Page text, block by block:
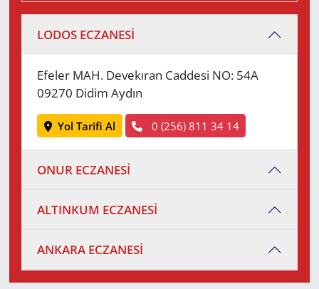
LODOS ECZANESİ
Efeler MAH. Devekıran Caddesi NO: 54A
09270 Didim Aydın
Yol Tarifi Al 0 (256) 811 34 14
ONUR ECZANESİ
ALTINKUM ECZANESİ
ANKARA ECZANESİ